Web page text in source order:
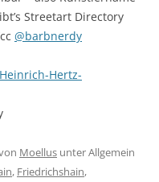
Streetart Directory
@barbnerdy
Hertz-
Moellus unter Allgemein
, Friedrichshain,